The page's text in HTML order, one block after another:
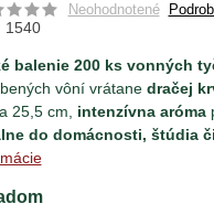
Neohodnotené
1540
balenie 200 ks vonných
vôní vrátane dračej
25,5 cm, intenzívna aróma
do domácnosti, štúdia